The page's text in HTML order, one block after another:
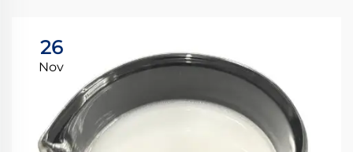
26
Nov